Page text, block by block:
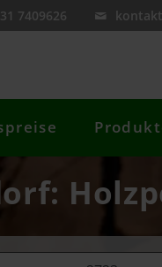
7409626